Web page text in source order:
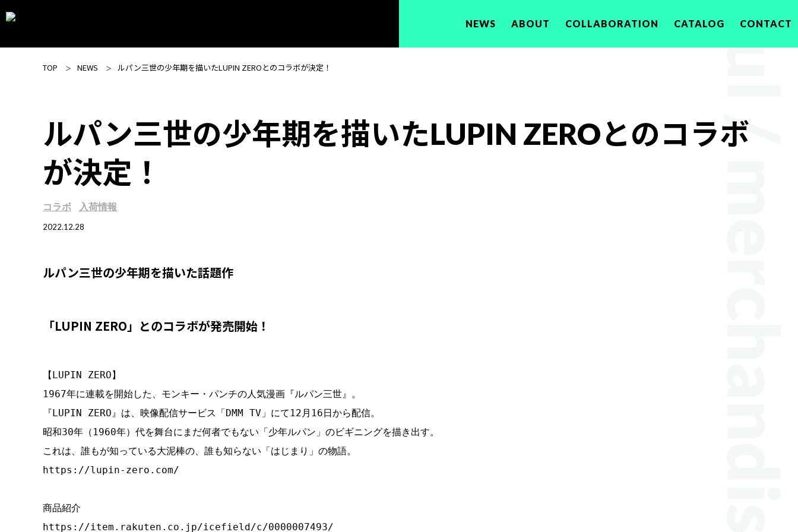
NEWS ABOUT COLLABORATION CATALOG CONTACT
TOP NEWS ルパン三世の少年期を描いたLUPIN ZEROとのコラボが決定！
ルパン三世の少年期を描いたLUPIN ZEROとのコラボ
が決定！
コラボ 入荷情報
2022.12.28
ルパン三世の少年期を描いた話題作
「LUPIN ZERO」とのコラボが発売開始！
【LUPIN ZERO】
1967年に連載を開始した、モンキー・パンチの人気漫画『ルパン三世』。
『LUPIN ZERO』は、映像配信サービス「DMM TV」にて12月16日から配信。
昭和30年（1960年）代を舞台にまだ何者でもない「少年ルパン」のビギニングを描き出す。
https://lupin-zero.com/
https://item.rakuten.co.jp/icefield/c/0000007493/